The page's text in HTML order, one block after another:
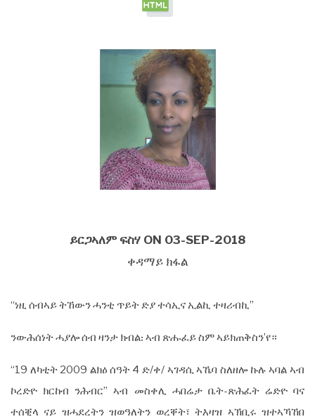
ይርጋኣለም ፍስሃ ON 03-SEP-2018
ቀዳማይ ክፋል
“ነዚ ሰብኣይ ትኸውን ሓንቲ ጥይት ድያ ተሳኢና ኢልኪ ተዛሪብኪ”
ንውሕሰነት ሓያሎ ሰብ ዛንታ ክብል᎓ ኣብ ጽሑፈይ ስም ኣይክጠቅስን’የ።
“19 ለካቲት 2009 ልክዕ ሰዓት 4 ድ/ቀ/ ኣገዳሲ ኣኼባ ስለዘሎ ኩሉ ኣባል ኣብ
ኮረድዮ ክርከብ ንሕብር” ኣብ መስቀሊ ሓበሬታ ቤት-ጽሕፈት ሬድዮ ባና
ተሰቒላ ናይ ዝሓደረትን ዝወዓለትን ወረቐት፣ ትእዛዝ ኣኽቢሩ ዝተኣኻኸበ